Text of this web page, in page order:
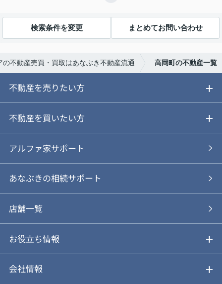
検索条件を変更 まとめてお問い合わせ
不動産売買・買取はあなぶき不動産流通 高岡町の不動産一覧
不動産を売りたい方
ご売却ガイド
ご売却の流れ
あなぶきの仲介
あなぶきの買取
仲介と買取のメリット・デメリット
動画やパンフレットで見る
不動産を買いたい方
ご購入ガイド
物件を探す
購入の流れ
購入前も後も安心サポート
お気に入り
アルファ家サポート
あなぶきの相続サポート
店舗一覧
お役立ち情報
不動産Q&A
会社情報